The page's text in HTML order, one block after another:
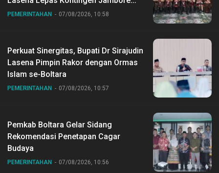
Nasional ke XII di Buperta Cibubur
PEMERINTAHAN 07/08/2026, 10:58
Perkuat Sinergitas, Bupati Dr Sirajudin
Lasena Pimpin Rakor dengan Ormas
Islam se-Boltara
PEMERINTAHAN 07/08/2026, 10:57
Pemkab Boltara Gelar Sidang
Rekomendasi Penetapan Cagar
Budaya
PEMERINTAHAN 07/08/2026, 10:56